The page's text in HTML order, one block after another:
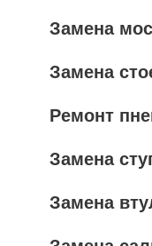
Замена
Замена
Ремонт
Замена
Замена